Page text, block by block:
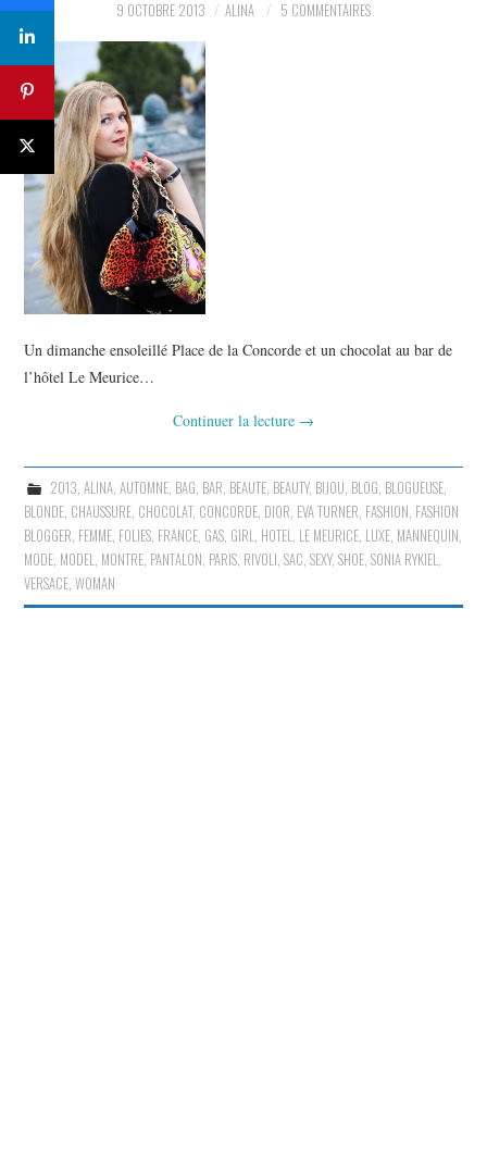
9 OCTOBRE 2013 ALINA 5 COMMENTAIRES
Un dimanche ensoleillé Place de la Concorde et un chocolat au bar de
l’hôtel Le Meurice…
Continuer la lecture →
2013, ALINA, AUTOMNE, BAG, BAR, BEAUTE, BEAUTY, BIJOU, BLOG, BLOGUEUSE,
BLONDE, CHAUSSURE, CHOCOLAT, CONCORDE, DIOR, EVA TURNER, FASHION, FASHION
BLOGGER, FEMME, FOLIES, FRANCE, GAS, GIRL, HOTEL, LE MEURICE, LUXE, MANNEQUIN,
MODE, MODEL, MONTRE, PANTALON, PARIS, RIVOLI,SAC,SEXY,SHOE,SONIA RYKIEL,
VERSACE,WOMAN